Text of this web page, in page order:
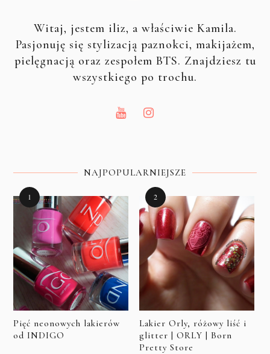
Witaj, jestem iliz, a właściwie Kamila.
Pasjonuję się stylizacją paznokci, makijażem,
pielęgnacją oraz zespołem BTS. Znajdziesz tu
wszystkiego po trochu.
NAJPOPULARNIEJSZE
Pięć neonowych lakierów
od INDIGO
Lakier Orly, różowy liść i
glitter | ORLY | Born
Pretty Store